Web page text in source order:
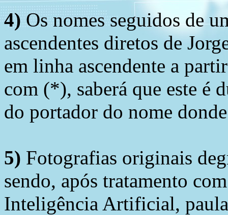
4) Os nomes seguidos de
ascendentes diretos de
em linha ascendente a
com (*), saberá que este é
do portador do nome
5) Fotografias originais
sendo, após tratamento
Inteligência Artificial,